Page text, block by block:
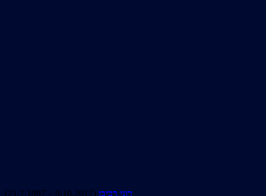
(21.7.1997 – 9.10.2017) רוני רביבו